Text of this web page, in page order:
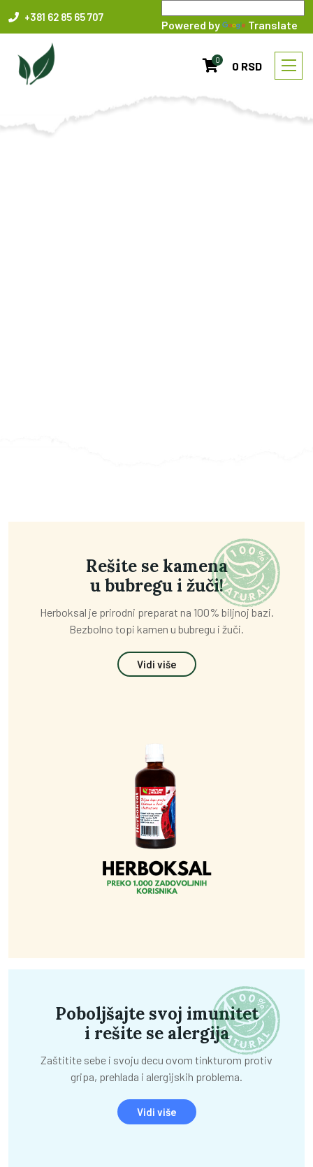
+381 62 85 65 707
Powered by Translate
0 0 RSD
Rešite se kamena
u bubregu i žuči!
Herboksal je prirodni preparat na 100% biljnoj bazi.
Bezbolno topi kamen u bubregu i žuči.
Vidi više
Poboljšajte svoj imunitet
i rešite se alergija
Zaštitite sebe i svoju decu ovom tinkturom protiv
gripa, prehlada i alergijskih problema.
Vidi više